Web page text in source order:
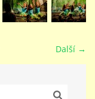
Další →